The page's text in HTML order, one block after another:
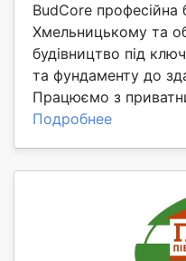
BudCore професійна
Хмельницькому та
будівництво під
та фундаменту до
Працюємо з
Подробнее